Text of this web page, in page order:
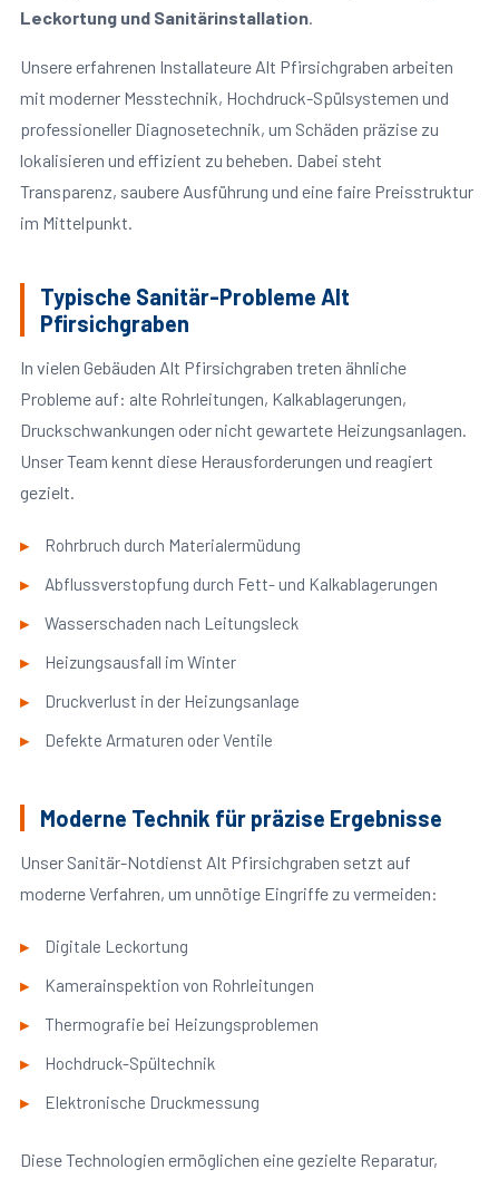
Leckortung und Sanitärinstallation.
Unsere erfahrenen Installateure Alt Pfirsichgraben arbeiten
mit moderner Messtechnik, Hochdruck-Spülsystemen und
professioneller Diagnosetechnik, um Schäden präzise zu
lokalisieren und effizient zu beheben. Dabei steht
Transparenz, saubere Ausführung und eine faire Preisstruktur
im Mittelpunkt.
Typische Sanitär-Probleme Alt
Pfirsichgraben
In vielen Gebäuden Alt Pfirsichgraben treten ähnliche
Probleme auf: alte Rohrleitungen, Kalkablagerungen,
Druckschwankungen oder nicht gewartete Heizungsanlagen.
Unser Team kennt diese Herausforderungen und reagiert
gezielt.
Rohrbruch durch Materialermüdung
Abflussverstopfung durch Fett- und Kalkablagerungen
Wasserschaden nach Leitungsleck
Heizungsausfall im Winter
Druckverlust in der Heizungsanlage
Defekte Armaturen oder Ventile
Moderne Technik für präzise Ergebnisse
Unser Sanitär-Notdienst Alt Pfirsichgraben setzt auf
moderne Verfahren, um unnötige Eingriffe zu vermeiden:
Digitale Leckortung
Kamerainspektion von Rohrleitungen
Thermografie bei Heizungsproblemen
Hochdruck-Spültechnik
Elektronische Druckmessung
Diese Technologien ermöglichen eine gezielte Reparatur,